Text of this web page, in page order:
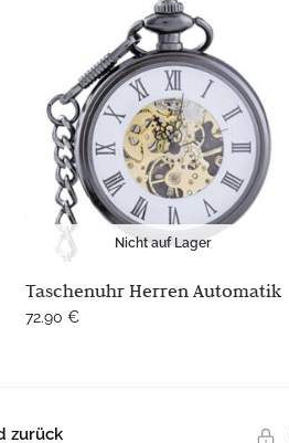
Nicht auf Lager
Taschenuhr Herren Automatik
72.90€
zurück